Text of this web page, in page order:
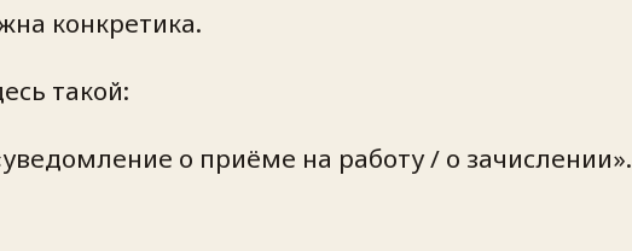
конкретика.
такой:
о приёме на работу / о зачислении».